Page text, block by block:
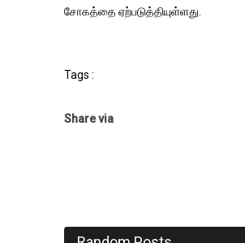
சோகத்தை ஏற்படுத்தியுள்ளது.
Tags :
Share via